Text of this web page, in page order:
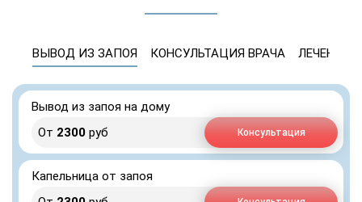
ВЫВОД ИЗ ЗАПОЯ КОНСУЛЬТАЦИЯ ВРАЧА ЛЕЧЕНИЕ
Вывод из запоя на дому
От 2300 руб Консультация
Капельница от запоя